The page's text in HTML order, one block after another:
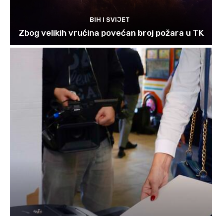
BIH I SVIJET
Zbog velikih vrućina povećan broj požara u TK